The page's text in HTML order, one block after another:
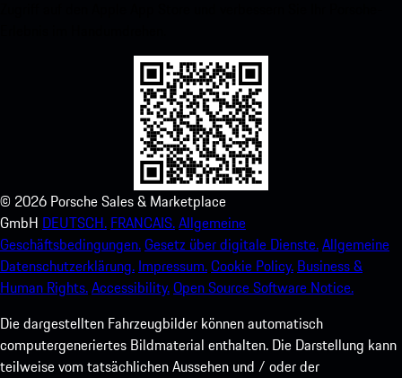
© 2026 Porsche Sales & Marketplace
GmbH DEUTSCH. FRANCAIS.Allgemeine
Geschäftsbedingungen.Gesetz über digitale Dienste.Allgemeine
Datenschutzerklärung. Impressum.Cookie Policy. Business &
Human Rights.Accessibility.Open Source Software Notice.
Die dargestellten Fahrzeugbilder können automatisch
computergeneriertes Bildmaterial enthalten. Die Darstellung kann
teilweise vom tatsächlichen Aussehen und / oder der